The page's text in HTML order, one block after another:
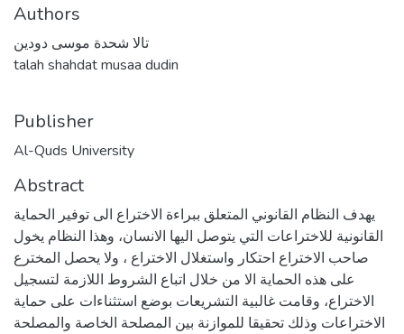
Authors
تالا شحدة موسى دودين
talah shahdat musaa dudin
Publisher
Al-Quds University
Abstract
يهدف النظام القانوني المتعلق ببراءة الاختراع الى توفير الحماية
القانونية للاختراعات التي يتوصل اليها الانسان، وهذا النظام يخول
صاحب الاختراع احتكار واستغلال الاختراع ، ولا يحصل المخترع
على هذه الحماية الا من خلال اتباع الشروط اللازمة لتسجيل
الاختراع، وقامت غالبية التشريعات بوضع استثناءات على حماية
الاختراعات وذلك تحقيقا للموازنة بين المصلحة الخاصة والمصلحة